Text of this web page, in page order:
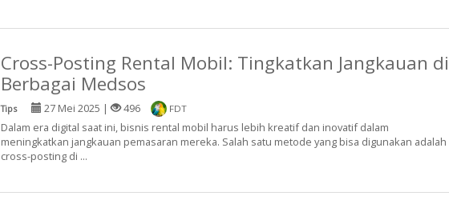
Cross-Posting Rental Mobil: Tingkatkan Jangkauan di
Berbagai Medsos
Tips 27 Mei 2025 | 496 FDT
Dalam era digital saat ini, bisnis rental mobil harus lebih kreatif dan inovatif dalam
meningkatkan jangkauan pemasaran mereka. Salah satu metode yang bisa digunakan adalah
cross-posting di ...